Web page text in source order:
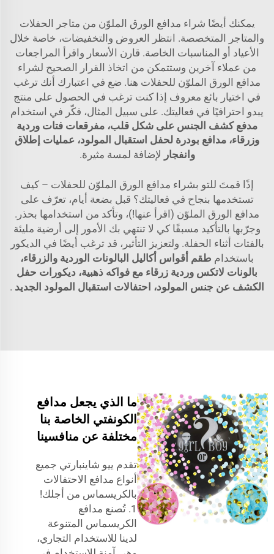
يمكنك أيضًا شراء مدافع الورق الملوّن من متاجر الحفلات
والمتاجر المتخصصة. انتظر العروض والتخفيضات، خاصة خلال
الأعياد أو المناسبات الخاصة. قارن الأسعار واقرأ المراجعات
من عملاء آخرين وستتمكن من اتخاذ القرار الصحيح لشراء
مدافع الورق الملوّن للحفلات هنا. ضع في اعتبارك أنك ترغب
في اختيار بائع معروف إذا كنت ترغب في الحصول على منتج
يبدو احترافيًا في فعاليتك. على سبيل المثال، فكّر في استخدام
مدفع كشف الجنس على شكل قلب، مفرقعات فتات وردية
وزرقاء، مدافع بودرة لحفل استقبال المولود، عمليات إطلاق
وانفجار لإضافة لمسة مثيرة.
إذًا قمتَ للتو بشراء مدافع الورق الملوّن للحفلات – كيف
تستخدمها بنجاح في فعاليتك؟ قبل بضعة أيام، تعرّف على
مدافع الورق الملوّن (اقرأ عنها!)، وتأكد من استخدامها بحذر.
وجرّبها بالتأكيد مسبقًا كي لا تنتهي بك الأمور إلى أرضية مليئة
بالفتات أثناء الحفلة. ولتعزيز التأثير، قد ترغب أيضًا في الديكور
باستخدام طقم أقواس أكاليل البالونات الوردية والزرقاء،
بالونات لاتكس وردية زرقاء مع فواكه ذهبية، ديكورات حفل
الكشف عن جنس المولود، احتفالات استقبال المولود الجديد .
ما الذي يجعل مدافع
الكونفتي الخاصة بنا
مختلفة عن منافسينا
تقدم ييو شاينبارتي جميع
أنواع مدافع الاحتفالات
بالكريسماس من أجلك!
1. تُصنع مدافع
الكريسماس المتنوعة
لدينا للاستخدام التجاري،